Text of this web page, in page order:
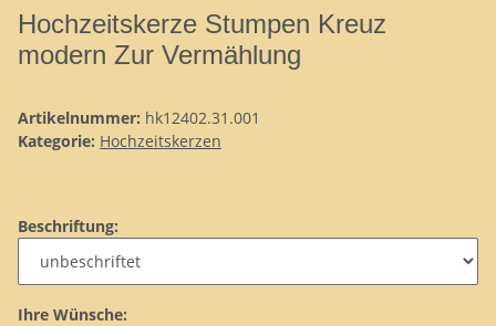
Hochzeitskerze Stumpen Kreuz
modern Zur Vermählung
Artikelnummer: hk12402.31.001
Kategorie: Hochzeitskerzen
Beschriftung:
Ihre Wünsche: